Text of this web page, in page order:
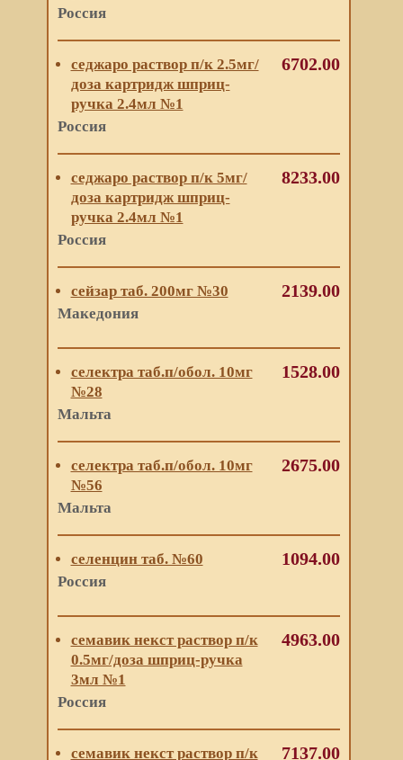
Россия
седжаро раствор п/к 2.5мг/
доза картридж шприц-
ручка 2.4мл №1
Россия
6702.00
седжаро раствор п/к 5мг/
доза картридж шприц-
ручка 2.4мл №1
Россия
8233.00
сейзар таб. 200мг №30
Македония
2139.00
селектра таб.п/обол. 10мг
№28
Мальта
1528.00
селектра таб.п/обол. 10мг
№56
Мальта
2675.00
селенцин таб. №60
Россия
1094.00
семавик некст раствор п/к
0.5мг/доза шприц-ручка
3мл №1
Россия
4963.00
семавик некст раствор п/к 7137.00